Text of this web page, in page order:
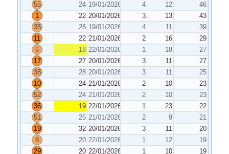
55
24 19/01/2026 4 12
46
1
22 20/01/2026 3 13
43
35
26 19/01/2026 4 11
39
11
22 21/01/2026 2 16
29
6
18 22/01/2026 1 18
27
17
27 20/01/2026 3 11
27
38
28 20/01/2026 3 11
25
10
24 21/01/2026 2 10
23
52
24 21/01/2026 2 10
23
36
19 22/01/2026 1 23
22
51
25 21/01/2026 2 9
21
19
32 20/01/2026 3 11
20
8
20 22/01/2026 1 12
19
29
20 22/01/2026 1 10
19